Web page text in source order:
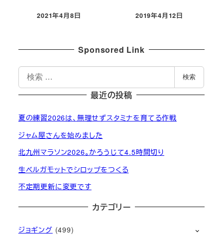
投稿日
2021年4月8日
投稿日
2019年4月12日
Sponsored Link
検
索
検索
最近の投稿
夏の練習2026は、無理せずスタミナを育てる作戦
ジャム屋さんを始めました
北九州マラソン2026。かろうじて4.5時間切り
生ベルガモットでシロップをつくる
不定期更新に変更です
カテゴリー
ジョギング (499)